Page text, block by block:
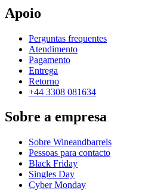
Apoio
Perguntas frequentes
Atendimento
Pagamento
Entrega
Retorno
+44 3308 081634
Sobre a empresa
Sobre Wineandbarrels
Pessoas para contacto
Black Friday
Singles Day
Cyber Monday